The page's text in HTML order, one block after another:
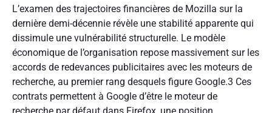
L’examen des trajectoires financières de Mozilla sur la
dernière demi-décennie révèle une stabilité apparente qui
dissimule une vulnérabilité structurelle. Le modèle
économique de l’organisation repose massivement sur les
accords de redevances publicitaires avec les moteurs de
recherche, au premier rang desquels figure Google.3 Ces
contrats permettent à Google d’être le moteur de